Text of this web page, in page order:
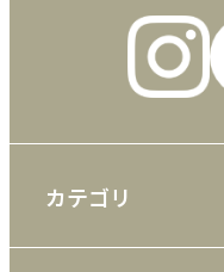
しさ」への貢献
キリスト教徒
力が磨かれた
カテゴリ